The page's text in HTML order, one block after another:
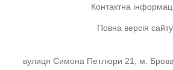
Контактна
Повна версія сайту
вулиця Симона Петлюри 21, м.